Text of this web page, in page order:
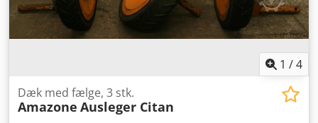
1 /4
Dæk med fælge, 3 stk.
Amazone Ausleger Citan